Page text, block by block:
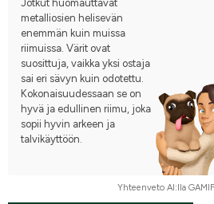
Jotkut huomauttavat
metalliosien helisevän
enemmän kuin muissa
riimuissa. Värit ovat
suosittuja, vaikka yksi ostaja
sai eri sävyn kuin odotettu.
Kokonaisuudessaan se on
hyvä ja edullinen riimu, joka
sopii hyvin arkeen ja
talvikäyttöön.
Yhteenveto AI:lla